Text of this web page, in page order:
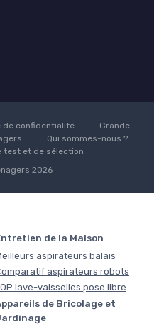
de confidentialité
Grande
Qui sommes-nous ?
test et de sélection
2026
de la Maison
aspirateurs balais
aspirateurs robots
lave-vaisselles pose libre
de Bricolage et